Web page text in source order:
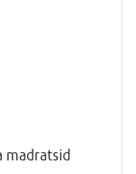
madratsid